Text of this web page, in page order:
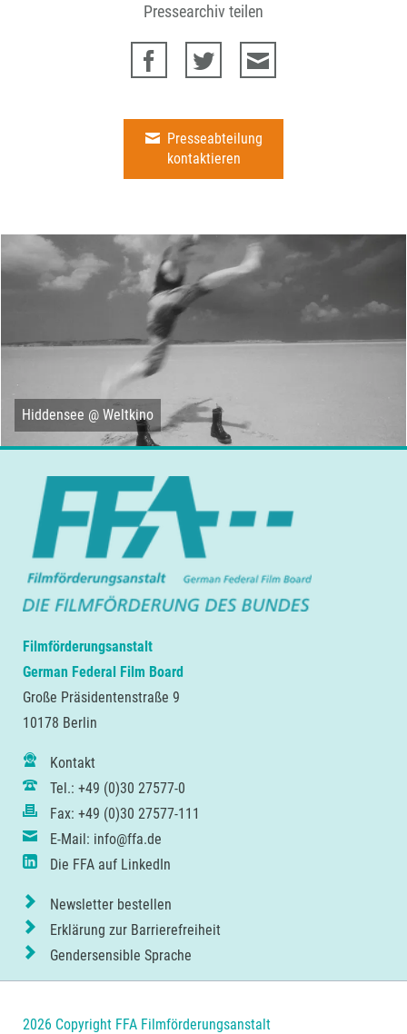
Pressearchiv teilen
Presseabteilung
kontaktieren
Hiddensee @ Weltkino
Filmförderungsanstalt
German Federal Film Board
Große Präsidentenstraße 9
10178 Berlin
Kontakt
Tel.: +49 (0)30 27577-0
Fax: +49 (0)30 27577-111
E-Mail: info@ffa.de
Die FFA auf LinkedIn
Newsletter bestellen
Erklärung zur Barrierefreiheit
Gendersensible Sprache
2026 Copyright FFA Filmförderungsanstalt